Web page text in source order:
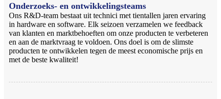
Onderzoeks- en ontwikkelingsteams
Ons R&D-team bestaat uit technici met tientallen jaren ervaring
in hardware en software. Elk seizoen verzamelen we feedback
van klanten en marktbehoeften om onze producten te verbeteren
en aan de marktvraag te voldoen. Ons doel is om de slimste
producten te ontwikkelen tegen de meest economische prijs en
met de beste kwaliteit!